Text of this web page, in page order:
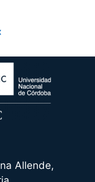
Allende,